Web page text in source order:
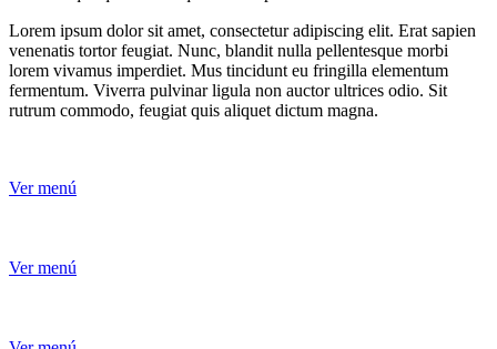
Lorem ipsum dolor sit amet, consectetur adipiscing elit. Erat sapien
venenatis tortor feugiat. Nunc, blandit nulla pellentesque morbi
lorem vivamus imperdiet. Mus tincidunt eu fringilla elementum
fermentum. Viverra pulvinar ligula non auctor ultrices odio. Sit
rutrum commodo, feugiat quis aliquet dictum magna.
Ver menú
Ver menú